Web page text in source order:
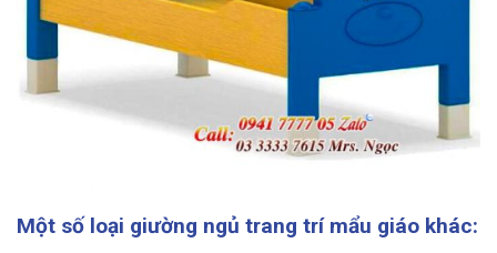
Một số loại giường ngủ trang trí mẩu giáo khác: